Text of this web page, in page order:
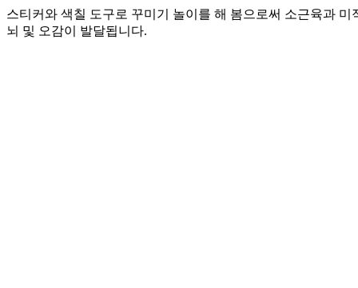
스티커와 색칠 도구로 꾸미기 놀이를 해 봄으로써 소근육과
뇌 및 오감이 발달됩니다.